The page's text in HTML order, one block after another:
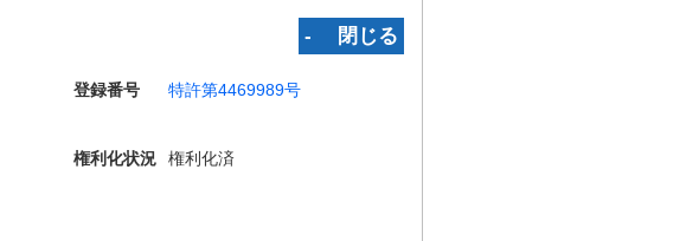
‐ 閉じる
登録番号
特許第4469989号
権利化状況
権利化済